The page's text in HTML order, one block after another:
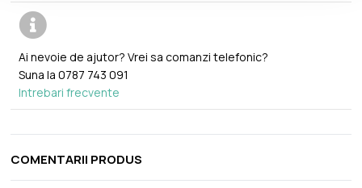
Ai nevoie de ajutor? Vrei sa comanzi telefonic?
Suna la0787 743 091
Intrebari frecvente
COMENTARII PRODUS